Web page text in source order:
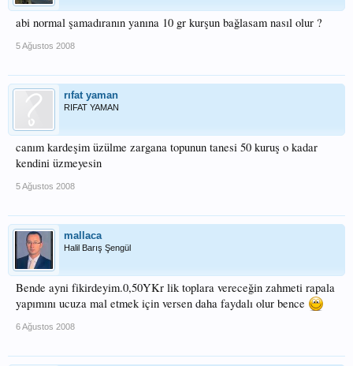
abi normal şamadıranın yanına 10 gr kurşun bağlasam nasıl olur ?
5 Ağustos 2008
rıfat yaman
RIFAT YAMAN
canım kardeşim üzülme zargana topunun tanesi 50 kuruş o kadar
kendini üzmeyesin
5 Ağustos 2008
mallaca
Halil Barış Şengül
Bende ayni fikirdeyim.0,50YKr lik toplara vereceğin zahmeti rapala
yapımını ucuza mal etmek için versen daha faydalı olur bence
6 Ağustos 2008